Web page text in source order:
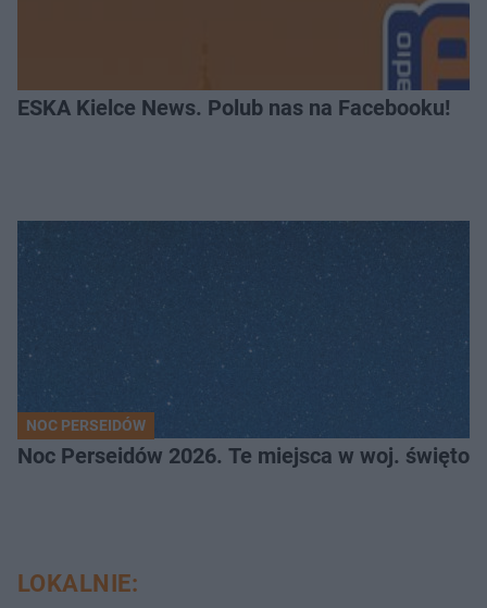
ESKA Kielce News. Polub nas na Facebooku!
NOC PERSEIDÓW
Noc Perseidów 2026. Te miejsca w woj.
LOKALNIE: